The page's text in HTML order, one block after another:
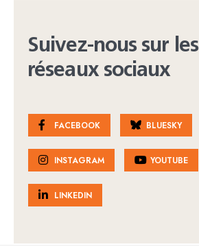
Suivez-nous sur les
réseaux sociaux
FACEBOOK BLUESKY
INSTAGRAM YOUTUBE
LINKEDIN